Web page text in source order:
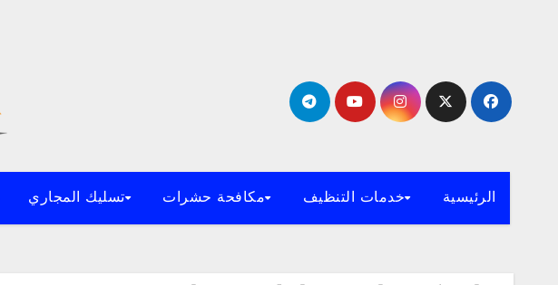
الرئيسية خدمات التنظيف مكافحة حشرات تسليك المجاري